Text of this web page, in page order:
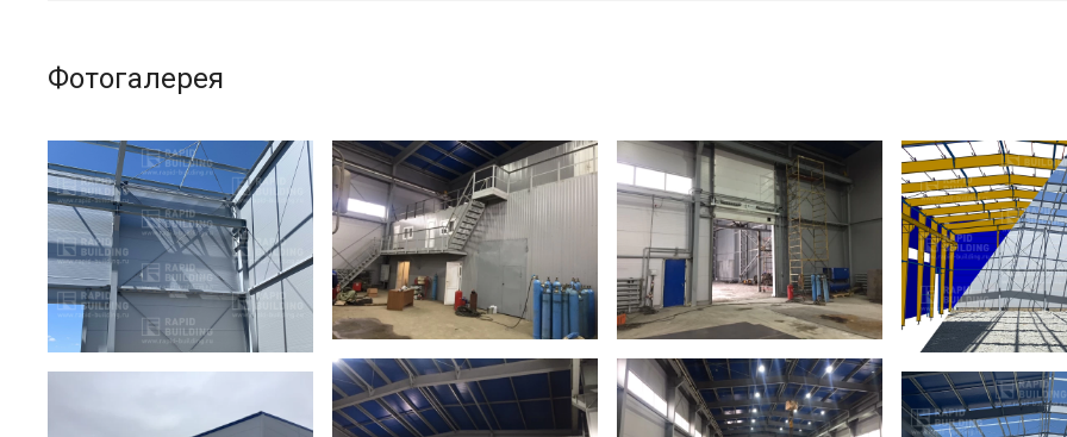
Фотогалерея